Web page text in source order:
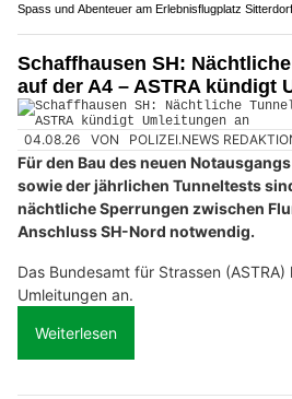
Spass und Abenteuer am Erlebnisflugplatz
Schaffhausen SH:
auf der A4 – ASTRA kündigt
04.08.26 VON POLIZEI.NEWS
Für den Bau des neuen
sowie der jährlichen Tunneltests
nächtliche Sperrungen zwischen
Anschluss SH-Nord notwendig.
Das Bundesamt für Strassen
Umleitungen an.
Weiterlesen